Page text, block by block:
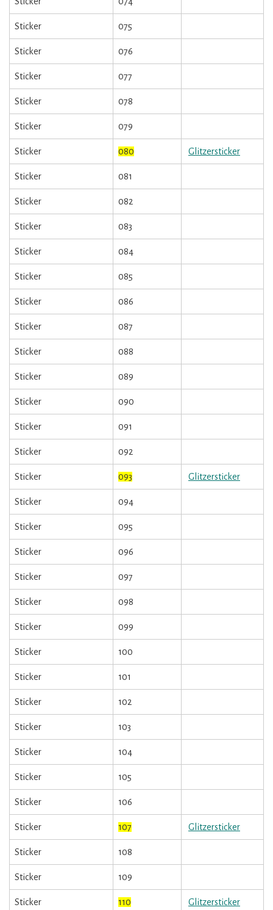
Sticker 075
Sticker 076
Sticker 077
Sticker 078
Sticker 079
Sticker 080 Glitzersticker
Sticker 081
Sticker 082
Sticker 083
Sticker 084
Sticker 085
Sticker 086
Sticker 087
Sticker 088
Sticker 089
Sticker 090
Sticker 091
Sticker 092
Sticker 093 Glitzersticker
Sticker 094
Sticker 095
Sticker 096
Sticker 097
Sticker 098
Sticker 099
Sticker 100
Sticker 101
Sticker 102
Sticker 103
Sticker 104
Sticker 105
Sticker 106
Sticker 107 Glitzersticker
Sticker 108
Sticker 109
Sticker 110 Glitzersticker